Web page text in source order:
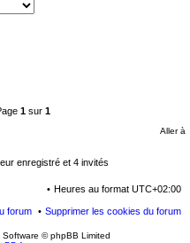
1 sur 1
Aller à
enregistré et 4 invités
Heures au format UTC+02:00
Supprimer les cookies du forum
forum
Software © phpBB Limited